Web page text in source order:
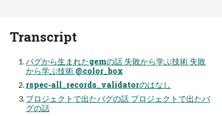
Transcript
バグから生まれたgemの話 失敗から学ぶ技術 失敗
から学ぶ技術 @color_box
rspec-all_records_validatorのはなし
プロジェクトで出たバグの話 プロジェクトで出たバ
グの話